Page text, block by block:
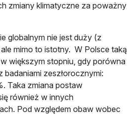
zmiany klimatyczne za poważny
globalnym nie jest duży (z
mimo to istotny. W Polsce taką
większym stopniu, gdy porówna
badaniami zeszłorocznymi:
Taka zmiana postaw
również w innych
Pod względem obaw wobec